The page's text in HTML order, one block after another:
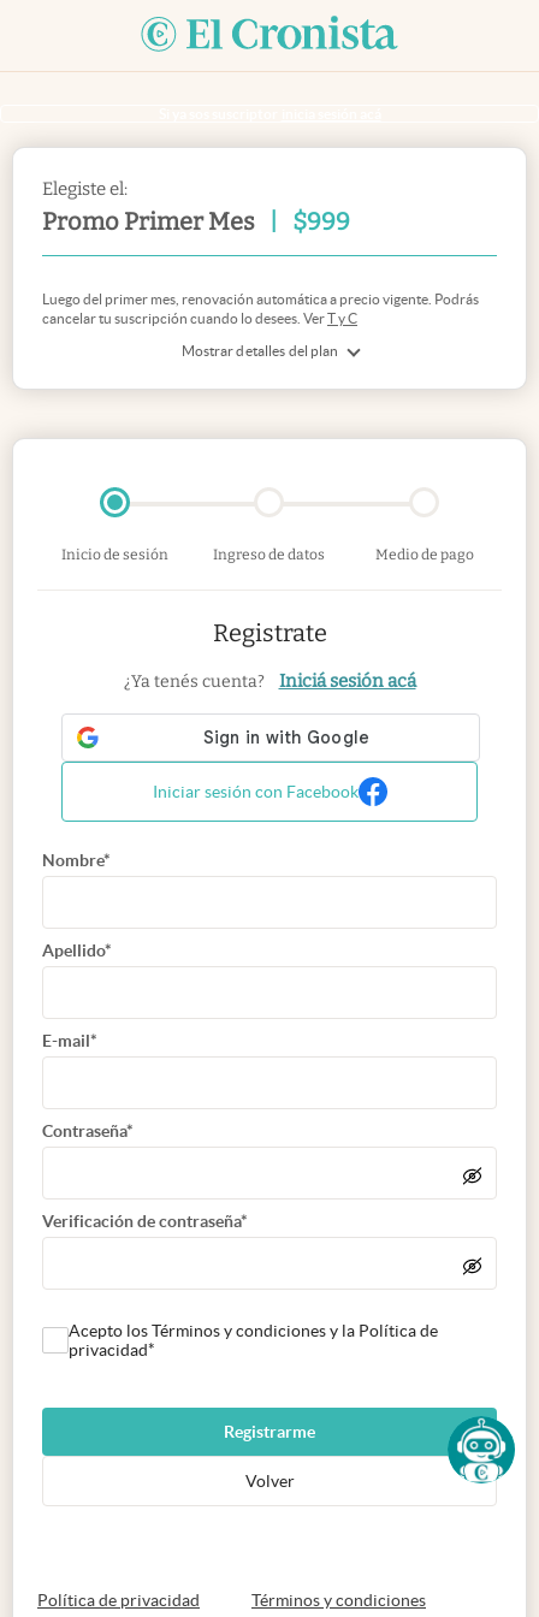
Elegiste el:
Promo Primer Mes $999
Mostrar detalles del plan
Luego del primer mes, renovación automática a precio vigente. Podrás
cancelar tu suscripción cuando lo desees. VerT y C
Inicio de sesión Ingreso de datos Medio de pago
Registrate
¿Ya tenés cuenta? Iniciá sesión acá
Iniciar sesión con Facebook
Nombre*
Apellido*
E-mail*
Contraseña*
Verificación de contraseña*
Acepto los Términos y condiciones y la Política de
privacidad*
Registrarme
Volver
Política de privacidad abre en nueva pestaña
Términos y condicionesabre en nueva